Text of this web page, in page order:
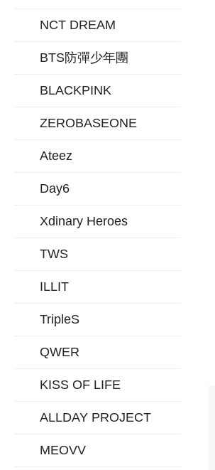
NCT DREAM
BTS防彈少年團
BLACKPINK
ZEROBASEONE
Ateez
Day6
Xdinary Heroes
TWS
ILLIT
TripleS
QWER
KISS OF LIFE
ALLDAY PROJECT
MEOVV